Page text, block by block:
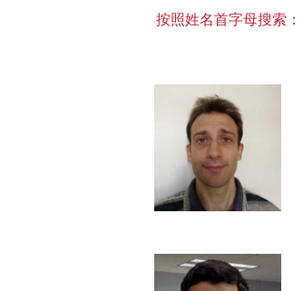
按照姓名首字母搜索：